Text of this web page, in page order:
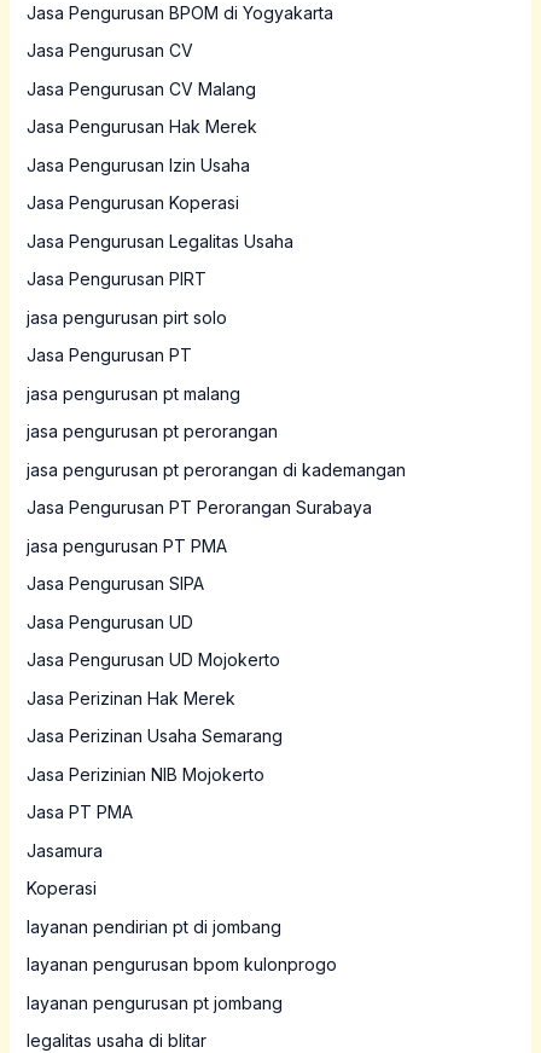
Jasa Pengurusan BPOM di Yogyakarta
Jasa Pengurusan CV
Jasa Pengurusan CV Malang
Jasa Pengurusan Hak Merek
Jasa Pengurusan Izin Usaha
Jasa Pengurusan Koperasi
Jasa Pengurusan Legalitas Usaha
Jasa Pengurusan PIRT
jasa pengurusan pirt solo
Jasa Pengurusan PT
jasa pengurusan pt malang
jasa pengurusan pt perorangan
jasa pengurusan pt perorangan di kademangan
Jasa Pengurusan PT Perorangan Surabaya
jasa pengurusan PT PMA
Jasa Pengurusan SIPA
Jasa Pengurusan UD
Jasa Pengurusan UD Mojokerto
Jasa Perizinan Hak Merek
Jasa Perizinan Usaha Semarang
Jasa Perizinian NIB Mojokerto
Jasa PT PMA
Jasamura
Koperasi
layanan pendirian pt di jombang
layanan pengurusan bpom kulonprogo
layanan pengurusan pt jombang
legalitas usaha di blitar